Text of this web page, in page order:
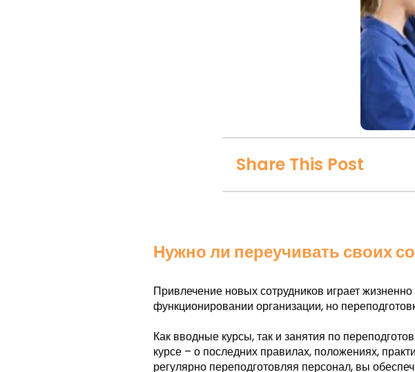
Share This Post
Нужно ли переучивать своих
Привлечение новых сотрудников играет
функционировании организации, но
Как вводные курсы, так и занятия по
курсе – о последних правилах, положениях,
регулярно переподготовляя персонал, вы